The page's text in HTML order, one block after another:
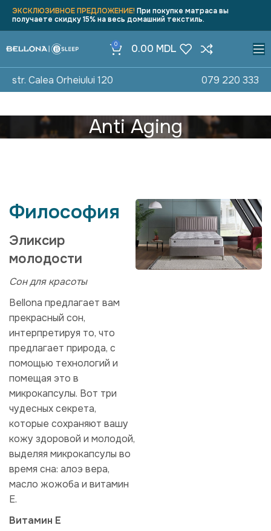
ЭКСКЛЮЗИВНОЕ ПРЕДЛОЖЕНИЕ!При покупке матраса вы
получаете скидку 15% на весь домашний текстиль.
0 0.00 MDL
str. Calea Orheiului 120 079 220 333
Anti Aging
Философия
Эликсир
молодости
Cон для красоты
Bellona предлагает вам
прекрасный сон,
интерпретируя то, что
предлагает природа, с
помощью технологий и
помещая это в
микрокапсулы. Вот три
чудесных секрета,
которые сохраняют вашу
кожу здоровой и молодой,
выделяя микрокапсулы во
время сна: алоэ вера,
масло жожоба и витамин
Е.
Витамин Е